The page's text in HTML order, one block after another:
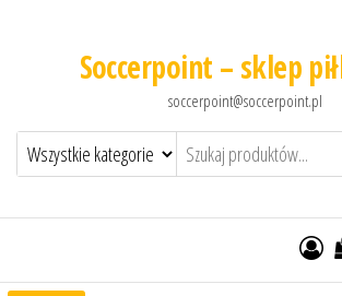
Soccerpoint – sklep
soccerpoint@soccerpoint.pl